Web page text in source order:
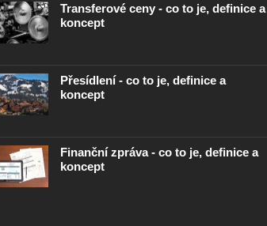
Transferové ceny - co to je, definice a
koncept
Přesídlení - co to je, definice a
koncept
Finanční zpráva - co to je, definice a
koncept